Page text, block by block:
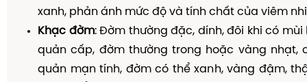
xanh, phản ánh mức độ và tính chất của viêm
Khạc đờm: Đờm thường đặc, dính, đôi khi có mùi
quản cấp, đờm thường trong hoặc vàng nhạt,
quản mạn tính, đờm có thể xanh, vàng đậm,